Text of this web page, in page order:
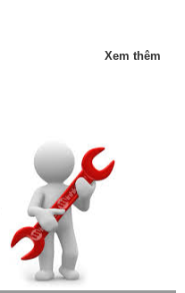
Xem thêm